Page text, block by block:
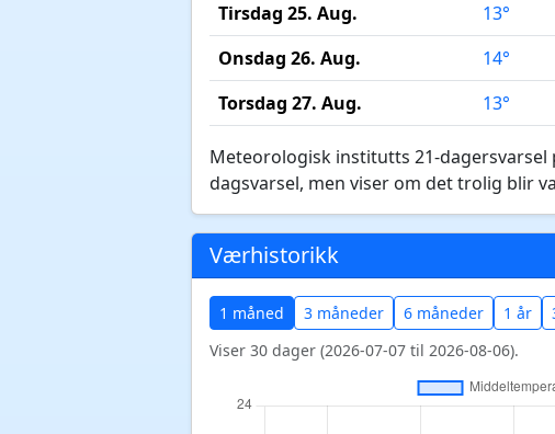
Tirsdag 25. Aug.
13°
Onsdag 26. Aug.
14°
Torsdag 27. Aug.
13°
Meteorologisk institutts 21-dagersvarsel
dagsvarsel, men viser om det trolig blir
Værhistorikk
1 måned 3 måneder 6 måneder 1 år
Viser 30 dager (2026-07-07 til 2026-08-06).